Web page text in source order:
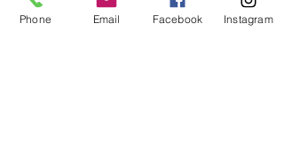
Phone Email Facebook Instagram